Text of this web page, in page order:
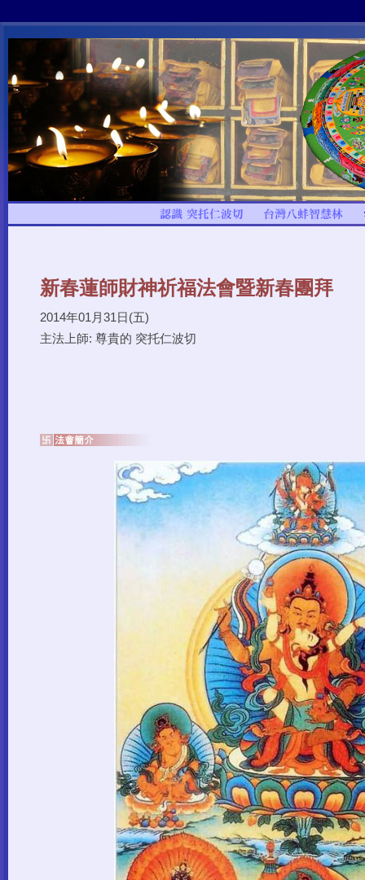
新春蓮師財神祈福法會暨新春團拜
2014年01月31日(五)
主法上師: 尊貴的 突托仁波切